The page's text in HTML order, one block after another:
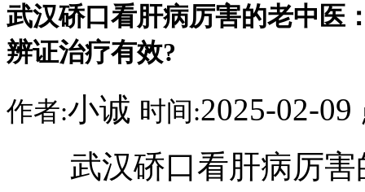
武汉硚口看肝病厉害的老中医
辨证治疗有效?
作者:小诚 时间:2025-02-09
武汉硚口看肝病厉害